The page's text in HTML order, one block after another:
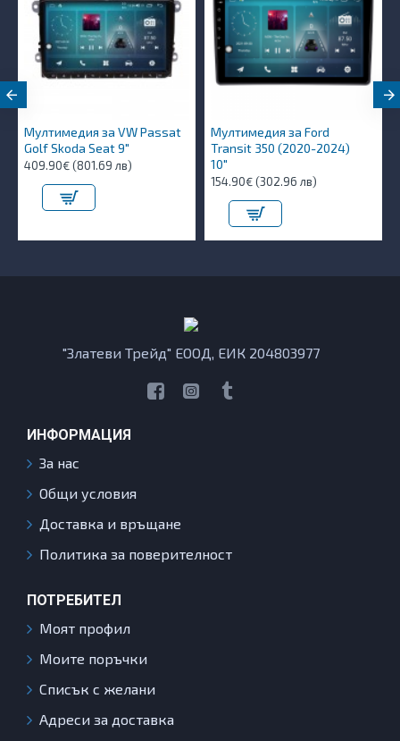
Мултимедия за VW Passat
Golf Skoda Seat 9"
409.90€ (801.69 лв)
Мултимедия за Ford
Transit 350 (2020-2024)
10″
154.90€ (302.96 лв)
"Златеви Трейд" ЕООД, ЕИК 204803977
ИНФОРМАЦИЯ
За нас
Общи условия
Доставка и връщане
Политика за поверителност
ПОТРЕБИТЕЛ
Моят профил
Моите поръчки
Списък с желани
Адреси за доставка